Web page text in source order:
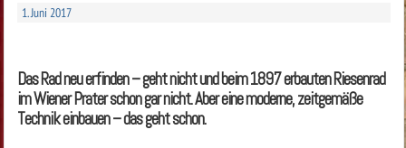
1. Juni 2017
Das Rad neu erfinden – geht nicht und beim 1897 erbauten Riesenrad
im Wiener Prater schon gar nicht. Aber eine moderne, zeitgemäße
Technik einbauen – das geht schon.